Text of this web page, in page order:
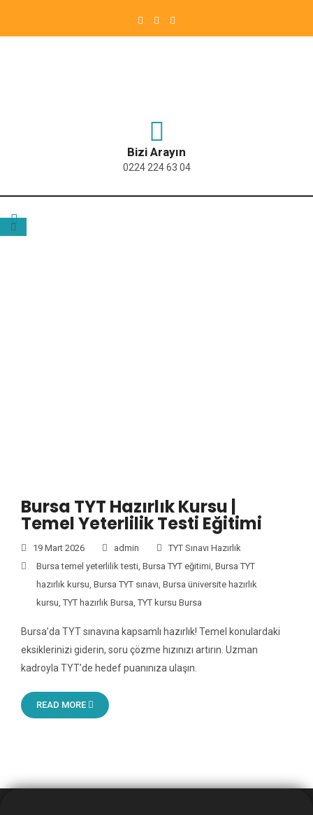
Bizi Arayın
0224 224 63 04
Bursa TYT Hazırlık Kursu |
Temel Yeterlilik Testi Eğitimi
19 Mart 2026 admin
TYT Sınavı Hazırlık
Bursa temel yeterlilik testi, Bursa TYT eğitimi, Bursa TYT
hazırlık kursu, Bursa TYT sınavı, Bursa üniversite hazırlık
kursu,TYT hazırlık Bursa,TYT kursu Bursa
Bursa’da TYT sınavına kapsamlı hazırlık! Temel konulardaki
eksiklerinizi giderin, soru çözme hızınızı artırın. Uzman
kadroyla TYT’de hedef puanınıza ulaşın.
READ MORE